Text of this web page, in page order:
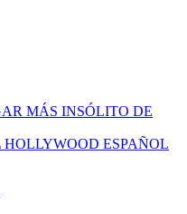
MÁS INSÓLITO DE
ESPAÑOL